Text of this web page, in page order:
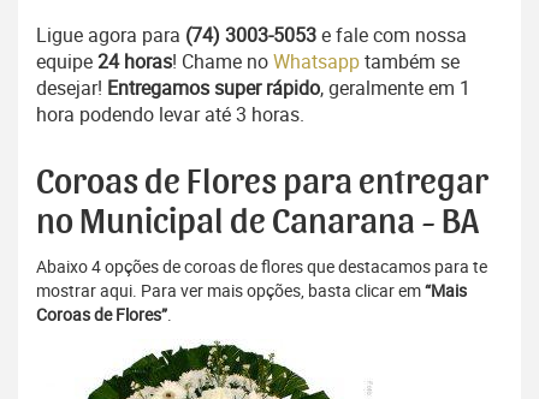
Ligue agora para (74) 3003-5053e fale com nossa
equipe24 horas! Chame noWhatsapptambém se
desejar! Entregamos super rápido, geralmente em 1
hora podendo levar até 3 horas.
Coroas de Flores para entregar
no Municipal de Canarana - BA
Abaixo 4 opções de coroas de flores que destacamos para te
mostrar aqui. Para ver mais opções, basta clicar em“Mais
Coroas de Flores”.